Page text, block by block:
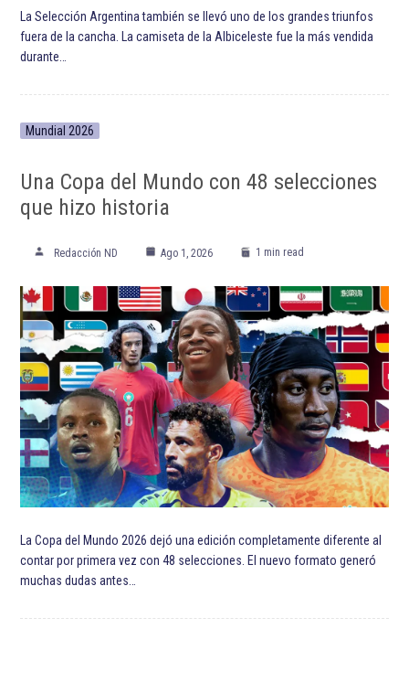
La Selección Argentina también se llevó uno de los grandes triunfos
fuera de la cancha. La camiseta de la Albiceleste fue la más vendida
durante…
Mundial 2026
Una Copa del Mundo con 48 selecciones
que hizo historia
Redacción ND Ago 1, 2026 1 min read
La Copa del Mundo 2026 dejó una edición completamente diferente al
contar por primera vez con 48 selecciones. El nuevo formato generó
muchas dudas antes…